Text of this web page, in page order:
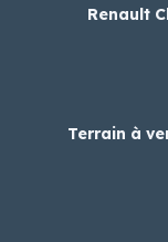
Renault
Terrain à